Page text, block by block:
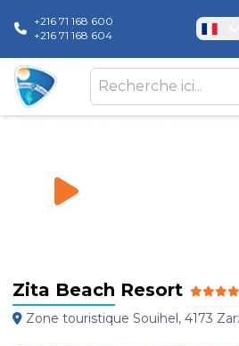
+216 71 168 600
+216 71 168 604
Zita Beach Resort
Zone touristique Souihel, 4173